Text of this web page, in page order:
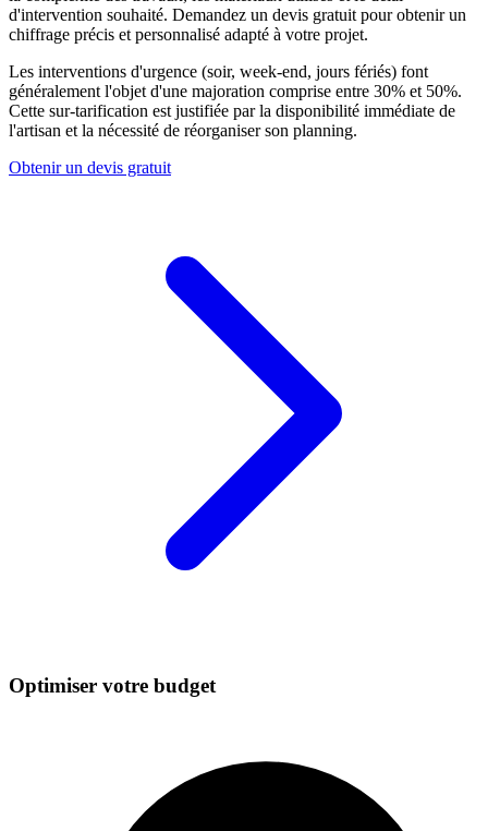
d'intervention souhaité. Demandez un devis gratuit pour obtenir un
chiffrage précis et personnalisé adapté à votre projet.
Les interventions d'urgence (soir, week-end, jours fériés) font
généralement l'objet d'une majoration comprise entre 30% et 50%.
Cette sur-tarification est justifiée par la disponibilité immédiate de
l'artisan et la nécessité de réorganiser son planning.
Obtenir un devis gratuit
Optimiser votre budget